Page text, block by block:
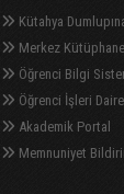
Kütahya
Merkez Kütüphane
Öğrenci Bilgi
Öğrenci İşleri Daire
Akademik Portal
Memnuniyet